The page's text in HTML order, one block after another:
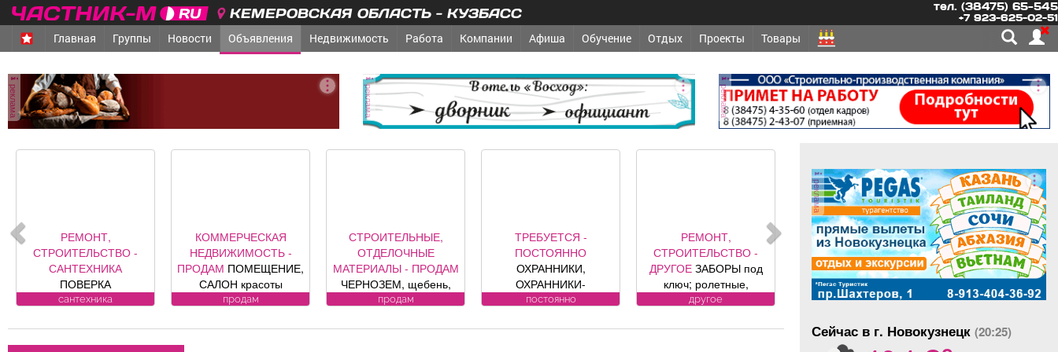
КЕМЕРОВСКАЯ ОБЛАСТЬ - КУЗБАСС тел. (38475) 65-545
+7 923-625-02-51
Главная Группы Новости Объявления Недвижимость Работа Компании Афиша Обучение Отдых Проекты Товары
реклама реклама реклама
РЕМОНТ,
СТРОИТЕЛЬСТВО -
САНТЕХНИКА
ПОВЕРКА
ВОДОСЧЕТЧИКОВ на
замена, регистрация.
ул. Лукиянова, 5.
сантехника
КОММЕРЧЕСКАЯ
НЕДВИЖИМОСТЬ -
ПРОДАМ ПОМЕЩЕНИЕ,
САЛОН красоты
«Оазис», площадь 88, 8
Юдина, 1, хороший
продам
СТРОИТЕЛЬНЫЕ,
ОТДЕЛОЧНЫЕ
МАТЕРИАЛЫ - ПРОДАМ
ЧЕРНОЗЕМ, щебень,
песок, уголь, торф,
другие под заказ,
продам
ТРЕБУЕТСЯ -
ПОСТОЯННО
ОХРАННИКИ,
ОХРАННИКИ-
ВОДИТЕЛИ Требования
Условия:
постоянно
РЕМОНТ,
СТРОИТЕЛЬСТВО -
ДРУГОЕЗАБОРЫ под
ключ; ролетные,
секционные ворота (от
представителя
другое
реклама
Сейчас в г. Новокузнецк (20:25)